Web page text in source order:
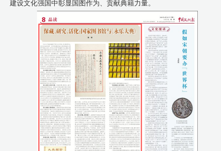
建设文化强国中彰显国图作为、贡献典籍力量。